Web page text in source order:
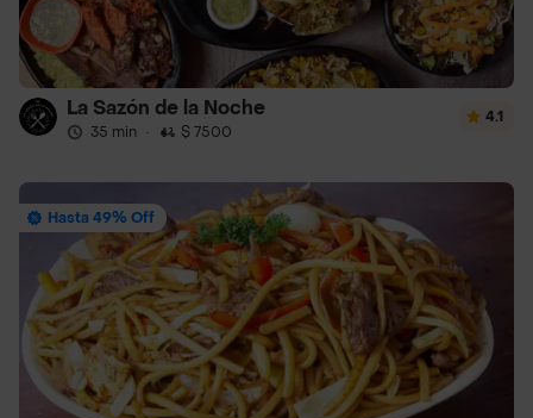
La Sazón de la Noche
35 min · $ 7500
4.1
Hasta 49% Off